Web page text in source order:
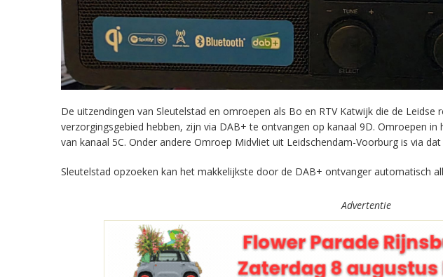
De uitzendingen van Sleutelstad en omroepen als Bo en RTV Katwijk die de Leidse
verzorgingsgebied hebben, zijn via DAB+ te ontvangen op kanaal 9D. Omroepen
van kanaal 5C. Onder andere Omroep Midvliet uit Leidschendam-Voorburg is via
Sleutelstad opzoeken kan het makkelijkste door de DAB+ ontvanger automatisch
Advertentie